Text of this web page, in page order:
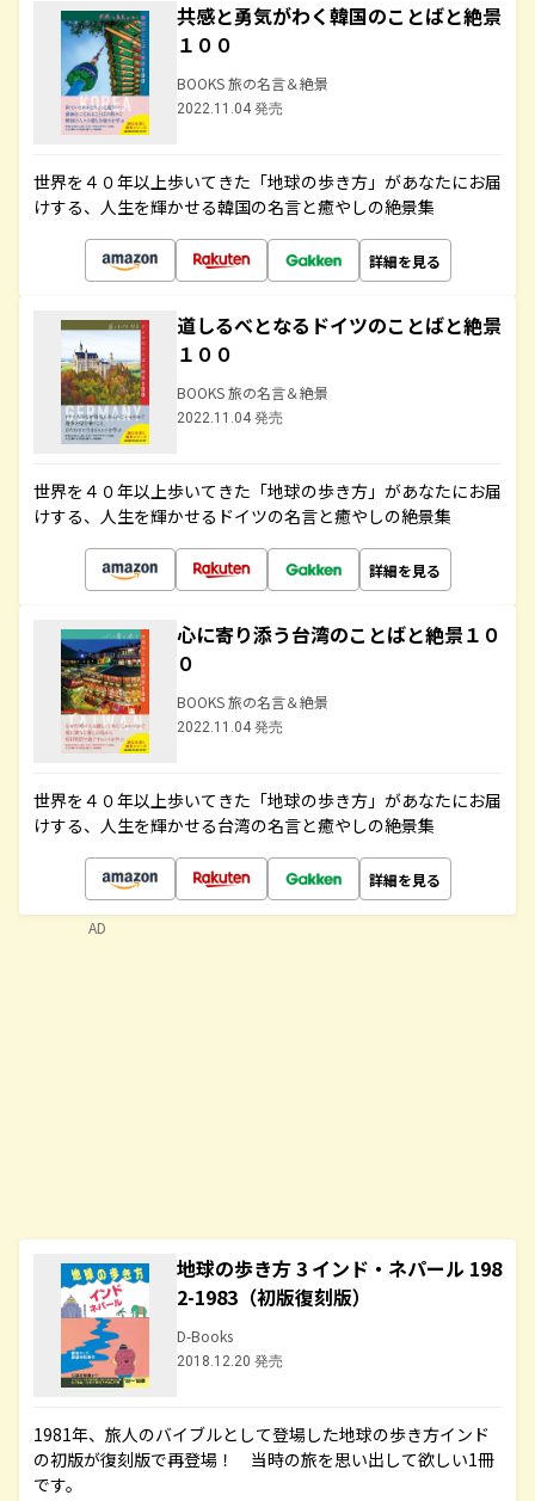
共感と勇気がわく韓国のことばと絶景
１００
BOOKS 旅の名言＆絶景
2022.11.04 発売
世界を４０年以上歩いてきた「地球の歩き方」があなたにお届
けする、人生を輝かせる韓国の名言と癒やしの絶景集
詳細を見る
道しるべとなるドイツのことばと絶景
１００
BOOKS 旅の名言＆絶景
2022.11.04 発売
世界を４０年以上歩いてきた「地球の歩き方」があなたにお届
けする、人生を輝かせるドイツの名言と癒やしの絶景集
詳細を見る
心に寄り添う台湾のことばと絶景１０
０
BOOKS 旅の名言＆絶景
2022.11.04 発売
世界を４０年以上歩いてきた「地球の歩き方」があなたにお届
けする、人生を輝かせる台湾の名言と癒やしの絶景集
詳細を見る
地球の歩き方 3 インド・ネパール 198
2-1983（初版復刻版）
D-Books
2018.12.20 発売
1981年、旅人のバイブルとして登場した地球の歩き方インド
の初版が復刻版で再登場！ 当時の旅を思い出して欲しい1冊
です。
AD